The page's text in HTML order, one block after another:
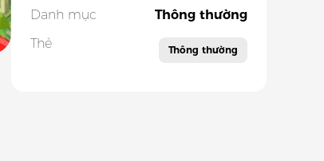
Danh mục
Thông thường
Thẻ
Thông thường